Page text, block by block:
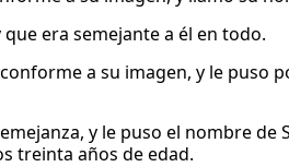
era semejante a él en todo.
a su imagen, y le puso
y le puso el nombre de
treinta años de edad.